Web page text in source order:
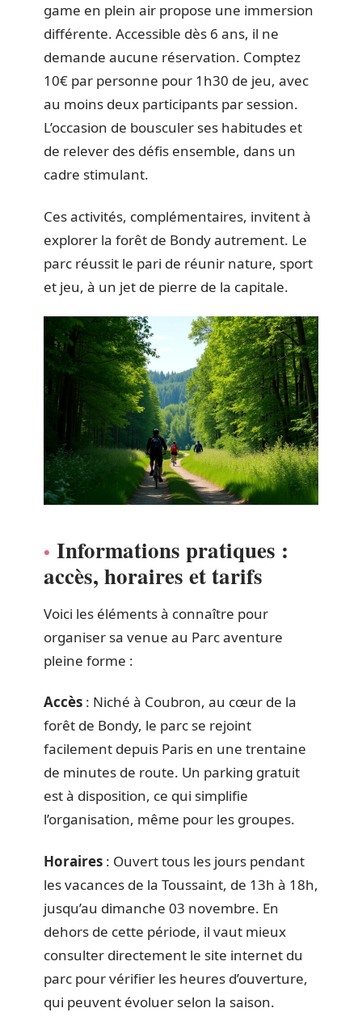
game en plein air propose une immersion
différente. Accessible dès 6 ans, il ne
demande aucune réservation. Comptez
10€ par personne pour 1h30 de jeu, avec
au moins deux participants par session.
L’occasion de bousculer ses habitudes et
de relever des défis ensemble, dans un
cadre stimulant.
Ces activités, complémentaires, invitent à
explorer la forêt de Bondy autrement. Le
parc réussit le pari de réunir nature, sport
et jeu, à un jet de pierre de la capitale.
Informations pratiques :
accès, horaires et tarifs
Voici les éléments à connaître pour
organiser sa venue au Parc aventure
pleine forme :
Accès : Niché à Coubron, au cœur de la
forêt de Bondy, le parc se rejoint
facilement depuis Paris en une trentaine
de minutes de route. Un parking gratuit
est à disposition, ce qui simplifie
l’organisation, même pour les groupes.
Horaires : Ouvert tous les jours pendant
les vacances de la Toussaint, de 13h à 18h,
jusqu’au dimanche 03 novembre. En
dehors de cette période, il vaut mieux
consulter directement le site internet du
parc pour vérifier les heures d’ouverture,
qui peuvent évoluer selon la saison.